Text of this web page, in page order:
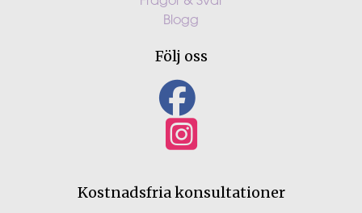
Blogg
Följ oss
Kostnadsfria konsultationer